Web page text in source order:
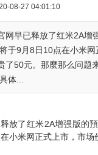
08-27 04:01:10
网早已释放了红米2A增
于9月8日10点在小米
了50元。那麼那么问题
体...
放了红米2A增强版的
小米网正式上市，市场